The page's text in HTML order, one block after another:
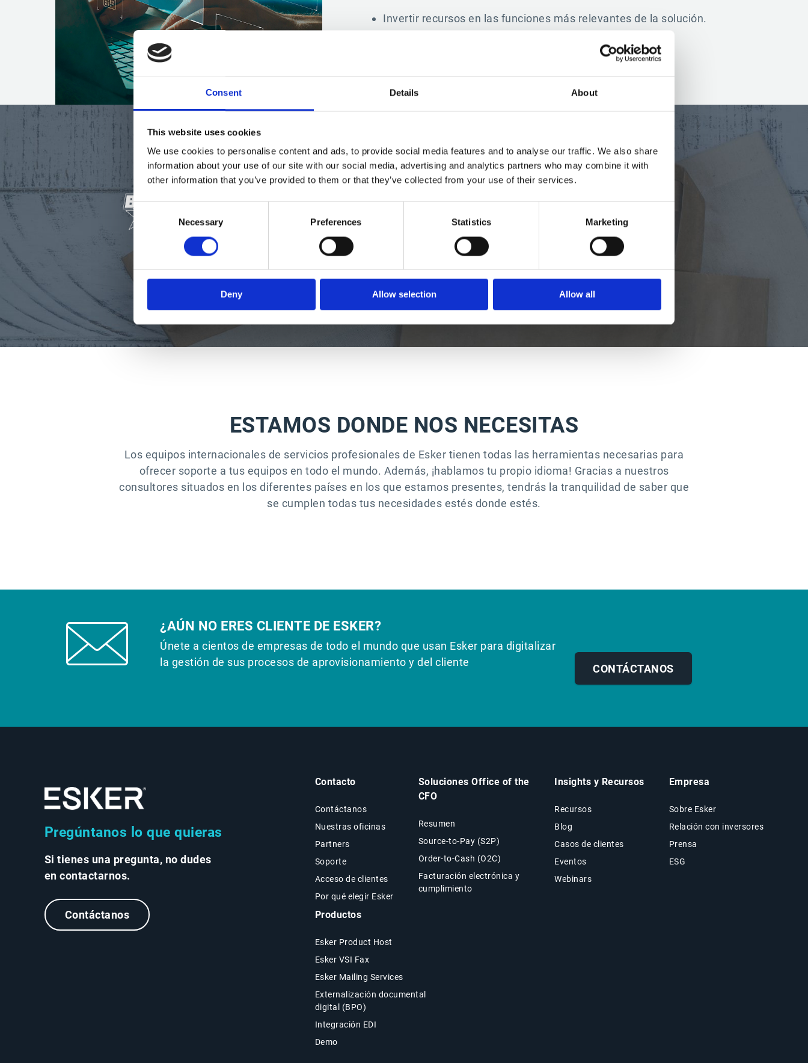
Consent Details About
This website uses cookies
We use cookies to personalise content and ads, to provide social media features and to analyse our traffic. We also share
information about your use of our site with our social media, advertising and analytics partners who may combine it with
other information that you’ve provided to them or that they’ve collected from your use of their services.
Consent
Selection
Necessary Preferences Statistics Marketing
Deny Allow selection Allow all
Invertir recursos en las funciones más relevantes de la solución.
“El equipo de servicios profesionales de Esker nos dejó sin
palabras: ¡obtuvimos el retorno de la inversión en solo tres
meses! Era como si ya supieran los problemas antes de que
aparecieran.”​
Director de operaciones, Bag Makers, Inc.
Leer caso de cliente >
ESTAMOS DONDE NOS NECESITAS
Los equipos internacionales de servicios profesionales de Esker tienen todas las herramientas necesarias para
ofrecer soporte a tus equipos en todo el mundo. Además, ¡hablamos tu propio idioma! Gracias a nuestros
consultores situados en los diferentes países en los que estamos presentes, tendrás la tranquilidad de saber que
se cumplen todas tus necesidades estés donde estés.
¿AÚN NO ERES CLIENTE DE ESKER?
Únete a cientos de empresas de todo el mundo que usan Esker para digitalizar
la gestión de sus procesos de aprovisionamiento y del cliente
CONTÁCTANOS
Pregúntanos lo que quieras
Si tienes una pregunta, no dudes
en contactarnos.
Contáctanos
Contacto
Contáctanos
Nuestras oficinas
Partners
Soporte
Acceso de clientes
Por qué elegir Esker
Soluciones Office of the
CFO
Resumen
Source-to-Pay (S2P)
Order-to-Cash (O2C)
Facturación electrónica y
cumplimiento
Insights y Recursos
Recursos
Blog
Casos de clientes
Eventos
Webinars
Empresa
Sobre Esker
Relación con inversores
Prensa
ESG
Productos
Esker Product Host
Esker VSI Fax
Esker Mailing Services
Externalización documental
digital (BPO)
Integración EDI
Demo